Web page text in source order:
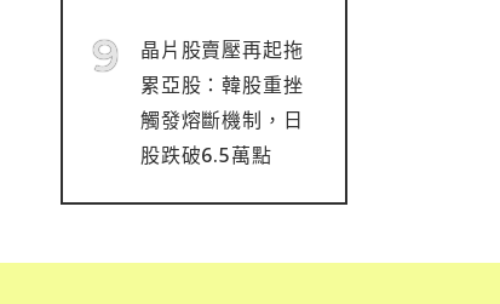
晶片股賣壓再起拖
累亞股：韓股重挫
觸發熔斷機制，日
股跌破6.5萬點